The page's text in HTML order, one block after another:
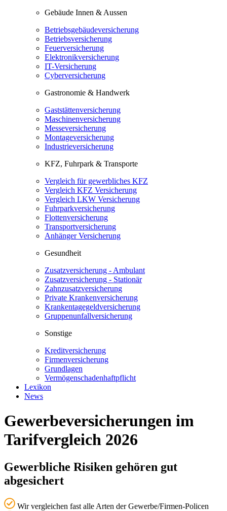
Gebäude Innen & Aussen
Betriebsgebäudeversicherung
Betriebsversicherung
Feuerversicherung
Elektronikversicherung
IT-Versicherung
Cyberversicherung
Gastronomie & Handwerk
Gaststättenversicherung
Maschinenversicherung
Messeversicherung
Montageversicherung
Industrieversicherung
KFZ, Fuhrpark & Transporte
Vergleich für gewerbliches KFZ
Vergleich KFZ Versicherung
Vergleich LKW Versicherung
Fuhrparkversicherung
Flottenversicherung
Transportversicherung
Anhänger Versicherung
Gesundheit
Zusatzversicherung - Ambulant
Zusatzversicherung - Stationär
Zahnzusatzversicherung
Private Krankenversicherung
Krankentagegeldversicherung
Gruppenunfallversicherung
Sonstige
Kreditversicherung
Firmenversicherung
Grundlagen
Vermögenschadenhaftpflicht
Lexikon
News
Gewerbeversicherungen im
Tarifvergleich 2026
Gewerbliche Risiken gehören gut
abgesichert
Wir vergleichen fast alle Arten der Gewerbe/Firmen-Policen